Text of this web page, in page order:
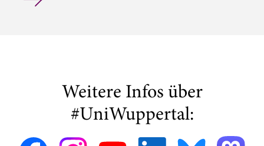
Weitere Infos über
#UniWuppertal: